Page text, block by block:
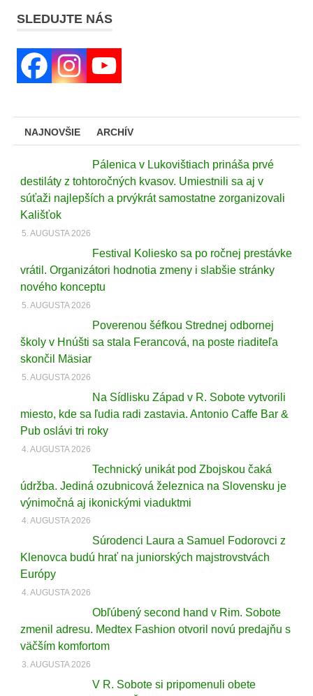
SLEDUJTE NÁS
NAJNOVŠIE ARCHÍV
Pálenica v Lukovištiach prináša prvé
destiláty z tohtoročných kvasov. Umiestnili sa aj v
súťaži najlepších a prvýkrát samostatne zorganizovali
Kališťok
5. AUGUSTA 2026
Festival Koliesko sa po ročnej prestávke
vrátil. Organizátori hodnotia zmeny i slabšie stránky
nového konceptu
5. AUGUSTA 2026
Poverenou šéfkou Strednej odbornej
školy v Hnúšti sa stala Ferancová, na poste riaditeľa
skončil Mäsiar
5. AUGUSTA 2026
Na Sídlisku Západ v R. Sobote vytvorili
miesto, kde sa ľudia radi zastavia. Antonio Caffe Bar &
Pub oslávi tri roky
4. AUGUSTA 2026
Technický unikát pod Zbojskou čaká
údržba. Jediná ozubnicová železnica na Slovensku je
výnimočná aj ikonickými viaduktmi
4. AUGUSTA 2026
Súrodenci Laura a Samuel Fodorovci z
Klenovca budú hrať na juniorských majstrovstvách
Európy
4. AUGUSTA 2026
Obľúbený second hand v Rim. Sobote
zmenil adresu. Medtex Fashion otvoril novú predajňu s
väčším komfortom
3. AUGUSTA 2026
V R. Sobote si pripomenuli obete